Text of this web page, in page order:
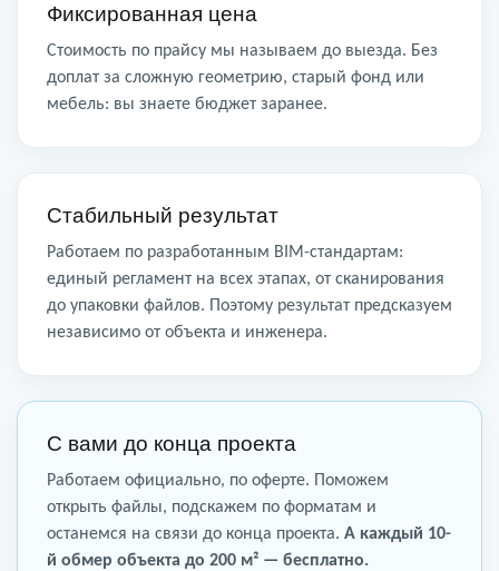
Фиксированная цена
Стоимость по прайсу мы называем до выезда. Без
доплат за сложную геометрию, старый фонд или
мебель: вы знаете бюджет заранее.
Стабильный результат
Работаем по разработанным BIM-стандартам:
единый регламент на всех этапах, от сканирования
до упаковки файлов. Поэтому результат предсказуем
независимо от объекта и инженера.
С вами до конца проекта
Работаем официально, по оферте. Поможем
открыть файлы, подскажем по форматам и
останемся на связи до конца проекта. А каждый 10-
й обмер объекта до 200 м² — бесплатно.